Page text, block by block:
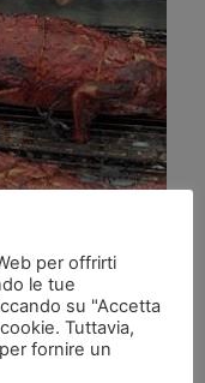
per offrirti
le tue
su "Accetta
Tuttavia,
fornire un